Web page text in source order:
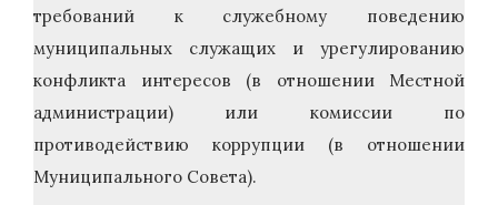
требований к служебному поведению
муниципальных служащих и урегулированию
конфликта интересов (в отношении Местной
администрации) или комиссии по
противодействию коррупции (в отношении
Муниципального Совета).